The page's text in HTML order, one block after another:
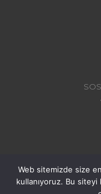
©
Web sitemizde size
kullanıyoruz. Bu